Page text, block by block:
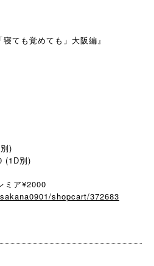
ても覚めても」大阪編』
)
(1D別)
ミア¥2000
shopcart/372683